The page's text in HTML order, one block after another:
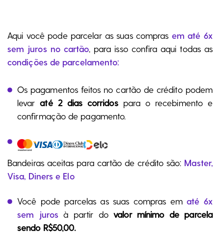
Aqui você pode parcelar as suas compras em até 6x
sem juros no cartão , para isso confira aqui todas as
condições de parcelamento:
Os pagamentos feitos no cartão de crédito podem
levaraté 2 dias corridospara o recebimento e
confirmação de pagamento.
Bandeiras aceitas para cartão de crédito são: Master,
Visa, Diners e Elo
Você pode parcelas as suas compras em até 6x
sem juros à partir do valor mínimo de parcela
sendo R$50,00.